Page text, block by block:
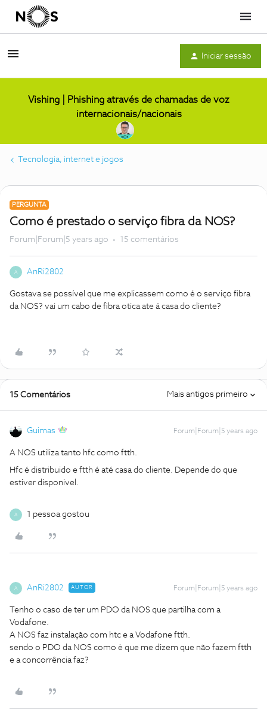
Menu
Iniciar sessão
Vishing | Phishing através de chamadas de voz
internacionais/nacionais
Tecnologia, internet e jogos
PERGUNTA
Como é prestado o serviço fibra da NOS?
Forum|Forum|5 years ago 15 comentários
A AnRi2802
Gostava se possível que me explicassem como é o serviço fibra
da NOS? vai um cabo de fibra otica ate á casa do cliente?
15 Comentários Mais antigos primeiro
Guimas Forum|Forum|5 years ago
A NOS utiliza tanto hfc como ftth.
Hfc é distribuido e ftth é até casa do cliente. Depende do que
estiver disponivel.
A 1 pessoa gostou
A AnRi2802 AUTOR Forum|Forum|5 years ago
Tenho o caso de ter um PDO da NOS que partilha com a
Vodafone.
A NOS faz instalação com htc e a Vodafone ftth.
sendo o PDO da NOS como è que me dizem que não fazem ftth
e a concorrência faz?